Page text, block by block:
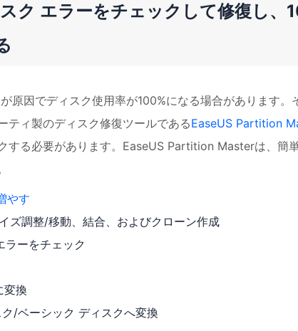
ク エラーをチェックして修復し、
原因でディスク使用率が100%になる場合があります。
ティ製のディスク修復ツールであるEaseUS Partition
する必要があります。EaseUS Partition Masterは、簡
やす
ズ調整/移動、結合、およびクローン作成
ラーをチェック
変換
/ベーシック ディスクへ変換